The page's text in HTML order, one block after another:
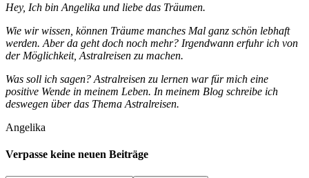
Hey, Ich bin Angelika und liebe das Träumen.
Wie wir wissen, können Träume manches Mal ganz schön lebhaft
werden. Aber da geht doch noch mehr? Irgendwann erfuhr ich von
der Möglichkeit, Astralreisen zu machen.
Was soll ich sagen? Astralreisen zu lernen war für mich eine
positive Wende in meinem Leben. In meinem Blog schreibe ich
deswegen über das Thema Astralreisen.
Angelika
Verpasse keine neuen Beiträge